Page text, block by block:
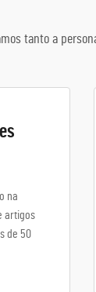
tanto a
na
artigos
de 50